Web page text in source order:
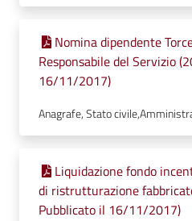
Nomina dipendente
Responsabile del Servizio
16/11/2017)
Anagrafe, Stato
Liquidazione fondo
di ristrutturazione
Pubblicato il 16/11/2017)